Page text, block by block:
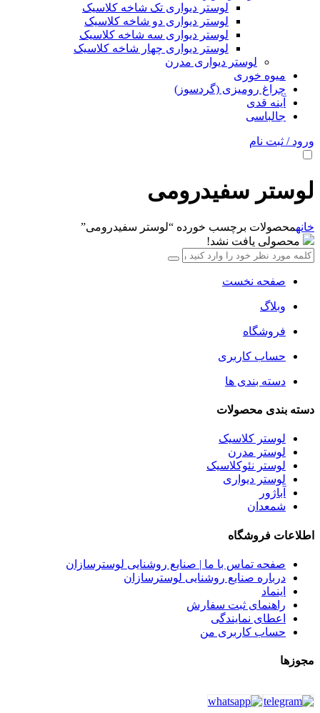
لوستر دیواری تک شاخه کلاسیک
لوستر دیواری دو شاخه کلاسیک
لوستر دیواری سه شاخه کلاسیک
لوستر دیواری چهار شاخه کلاسیک
لوستر دیواری مدرن
میوه خوری
چراغ رومیزی (گردسوز)
آینه قدی
جالباسی
ورود / ثبت نام
لوستر سفیدرومی
خانهمحصولات برچسب خورده “لوستر سفیدرومی”
محصولی یافت نشد!
صفحه نخست
وبلاگ
فروشگاه
حساب کاربری
دسته بندی ها
دسته بندی محصولات
لوستر کلاسیک
لوستر مدرن
لوستر نئوکلاسیک
لوستر دیواری
آباژور
شمعدان
اطلاعات فروشگاه
صفحه تماس با ما | صنایع روشنایی لوسترسازان
درباره صنایع روشنایی لوسترسازان
اینماد
راهنمای ثبت سفارش
اعطای نمایندگی
حساب کاربری من
مجوزها